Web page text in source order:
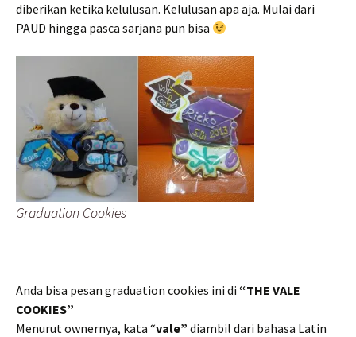
diberikan ketika kelulusan. Kelulusan apa aja. Mulai dari
PAUD hingga pasca sarjana pun bisa
Graduation Cookies
Anda bisa pesan graduation cookies ini di “THE VALE
COOKIES”
Menurut ownernya, kata “vale” diambil dari bahasa Latin